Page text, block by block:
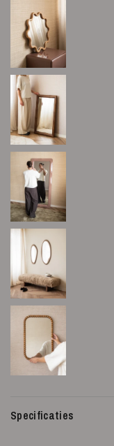
Specificaties